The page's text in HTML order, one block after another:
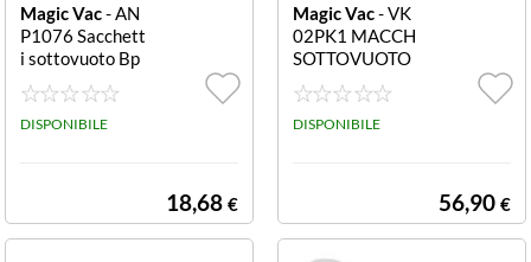
Magic Vac- AN
P1076 Sacchett
i sottovuoto Bp
a Free 20x30 c
m 100 pz Sacch
etti sottovuoto
DISPONIBILE
18,68 €
Magic Vac- VK
02PK1 MACCH
SOTTOVUOTO
COMPACT BAR
RA SALDANTE
30 CM
DISPONIBILE
56,90 €